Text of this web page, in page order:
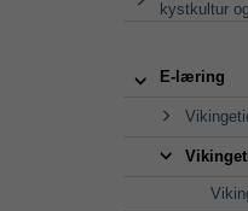
kystkultur
E-læring